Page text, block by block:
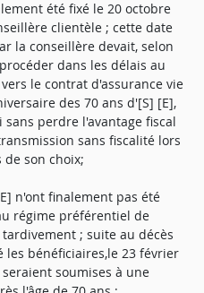
été fixé le 20 octobre
clientèle ; cette date
la conseillère devait, selon
dans les délais au
le contrat d'assurance vie
des 70 ans d'[S] [E],
perdre l'avantage fiscal
sans fiscalité lors
de son choix;
n'ont finalement pas été
régime préférentiel de
; suite au décès
les bénéficiaires,le 23 février
soumises à une